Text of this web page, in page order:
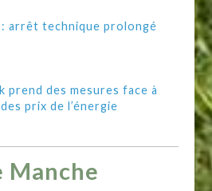
: arrêt technique prolongé
prend des mesures face à
prix de l’énergie